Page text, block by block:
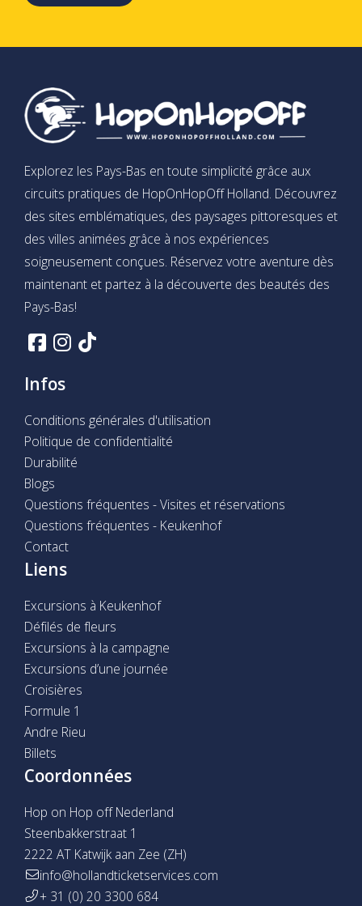
Explorez les Pays-Bas en toute simplicité grâce aux
circuits pratiques de HopOnHopOff Holland. Découvrez
des sites emblématiques, des paysages pittoresques et
des villes animées grâce à nos expériences
soigneusement conçues. Réservez votre aventure dès
maintenant et partez à la découverte des beautés des
Pays-Bas!
Infos
Conditions générales d'utilisation
Politique de confidentialité
Durabilité
Blogs
Questions fréquentes - Visites et réservations
Questions fréquentes - Keukenhof
Contact
Liens
Excursions à Keukenhof
Défilés de fleurs
Excursions à la campagne
Excursions d’une journée
Croisières
Formule 1
Andre Rieu
Billets
Coordonnées
Hop on Hop off Nederland
Steenbakkerstraat 1
2222 AT Katwijk aan Zee (ZH)
info@hollandticketservices.com
+ 31 (0) 20 3300 684